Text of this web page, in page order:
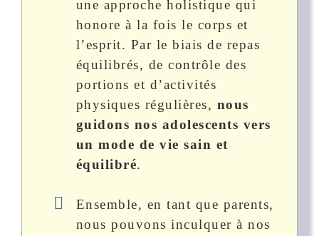
une approche holistique qui
honore à la fois le corps et
l’esprit. Par le biais de repas
équilibrés, de contrôle des
portions et d’activités
physiques régulières, nous
guidons nos adolescents vers
un mode de vie sain et
équilibré.
Ensemble, en tant que parents,
nous pouvons inculquer à nos